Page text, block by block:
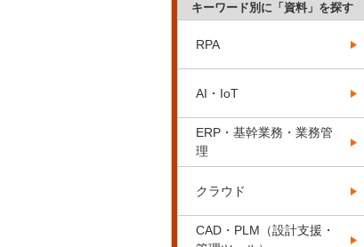
キーワード別に「資料」を探す
RPA
AI・IoT
ERP・基幹業務・業務管
理
クラウド
CAD・PLM（設計支援・